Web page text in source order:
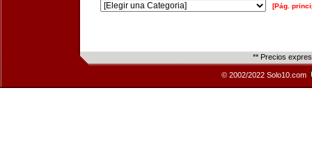
[Pág.
** Precios
© 2002/2022 Solo10.com